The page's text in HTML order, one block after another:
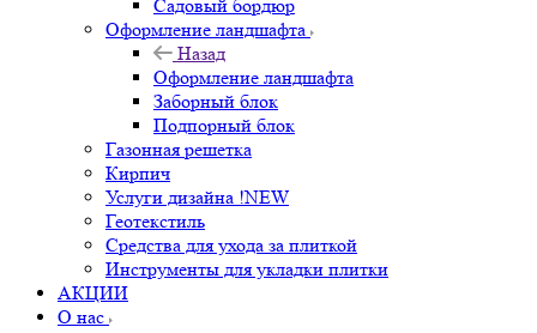
Садовый бордюр
Оформление ландшафта
Назад
Оформление ландшафта
Заборный блок
Подпорный блок
Газонная решетка
Кирпич
Услуги дизайна !NEW
Геотекстиль
Средства для ухода за плиткой
Инструменты для укладки плитки
АКЦИИ
О нас